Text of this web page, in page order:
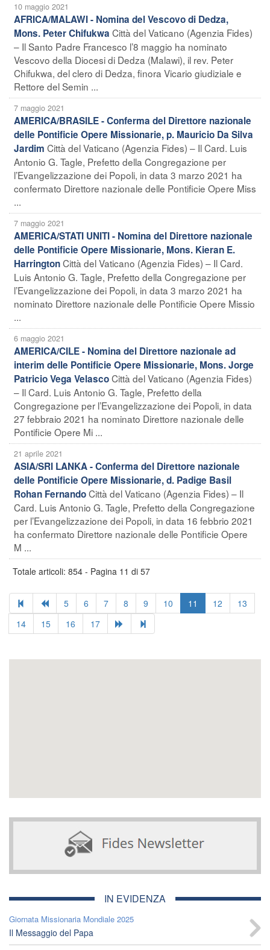
10 maggio 2021
AFRICA/MALAWI - Nomina del Vescovo di Dedza,
Mons. Peter Chifukwa Città del Vaticano (Agenzia Fides)
– Il Santo Padre Francesco l’8 maggio ha nominato
Vescovo della Diocesi di Dedza (Malawi), il rev. Peter
Chifukwa, del clero di Dedza, finora Vicario giudiziale e
Rettore del Semin ...
7 maggio 2021
AMERICA/BRASILE - Conferma del Direttore nazionale
delle Pontificie Opere Missionarie, p. Mauricio Da Silva
Jardim Città del Vaticano (Agenzia Fides) – Il Card. Luis
Antonio G. Tagle, Prefetto della Congregazione per
l’Evangelizzazione dei Popoli, in data 3 marzo 2021 ha
confermato Direttore nazionale delle Pontificie Opere Miss
...
7 maggio 2021
AMERICA/STATI UNITI - Nomina del Direttore nazionale
delle Pontificie Opere Missionarie, Mons. Kieran E.
HarringtonCittà del Vaticano (Agenzia Fides) – Il Card.
Luis Antonio G. Tagle, Prefetto della Congregazione per
l’Evangelizzazione dei Popoli, in data 3 marzo 2021 ha
nominato Direttore nazionale delle Pontificie Opere Missio
...
6 maggio 2021
AMERICA/CILE - Nomina del Direttore nazionale ad
interim delle Pontificie Opere Missionarie, Mons. Jorge
Patricio Vega VelascoCittà del Vaticano (Agenzia Fides)
– Il Card. Luis Antonio G. Tagle, Prefetto della
Congregazione per l’Evangelizzazione dei Popoli, in data
27 febbraio 2021 ha nominato Direttore nazionale delle
Pontificie Opere Mi ...
21 aprile 2021
ASIA/SRI LANKA - Conferma del Direttore nazionale
delle Pontificie Opere Missionarie, d. Padige Basil
Rohan FernandoCittà del Vaticano (Agenzia Fides) – Il
Card. Luis Antonio G. Tagle, Prefetto della Congregazione
per l’Evangelizzazione dei Popoli, in data 16 febbrio 2021
ha confermato Direttore nazionale delle Pontificie Opere
M ...
Totale articoli: 854 - Pagina 11 di 57
5 6 7 8 9 10 11 12
13
14
15 16 17
IN EVIDENZA
Giornata Missionaria Mondiale 2025
Il Messaggio del Papa